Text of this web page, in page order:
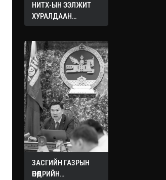
НИТХ-ЫН ЭЭЛЖИТ
ХУРАЛДААН
ЭХЭЛЛЭЭ
ЗАСГИЙН ГАЗРЫН
ӨНӨӨДРИЙН